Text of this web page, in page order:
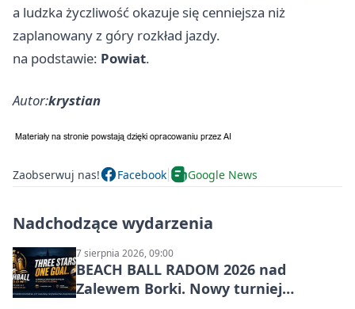
a ludzka życzliwość okazuje się cenniejsza niż
zaplanowany z góry rozkład jazdy.
na podstawie: Powiat.
Autor:krystian
Zaobserwuj nas! Facebook Google News
Nadchodzące wydarzenia
7 sierpnia 2026, 09:00
BEACH BALL RADOM 2026 nad
Zalewem Borki. Nowy turniej